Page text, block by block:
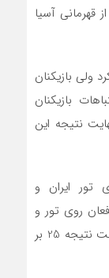
قهرمانی آسیا
ولی بازیکنان
بازیکنان
نتیجه این
ایران و
روی تور و
اسپکرهای تیم ایران در این ست، منتج به ثبت نتیجه 25 بر